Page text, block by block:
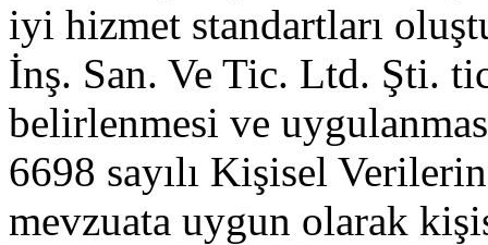
iyi hizmet standartları
İnş. San. Ve Tic. Ltd. Şti.
belirlenmesi ve
6698 sayılı Kişisel
mevzuata uygun olarak